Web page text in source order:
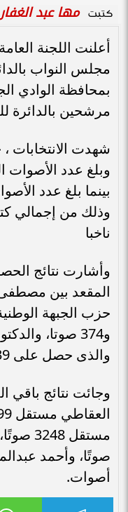
كتبت مها عبد الغفار
أعلنت اللجنة
مجلس النواب
مرشحين بالدائرة
ناخبا
وأشارت نتائج
المقعد بين
و374 صوتا،
والذى حصل على 4239 صوتا
وجائت نتائج باقي
أصوات.